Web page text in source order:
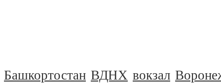
Башкортостан ВДНХ вокзал